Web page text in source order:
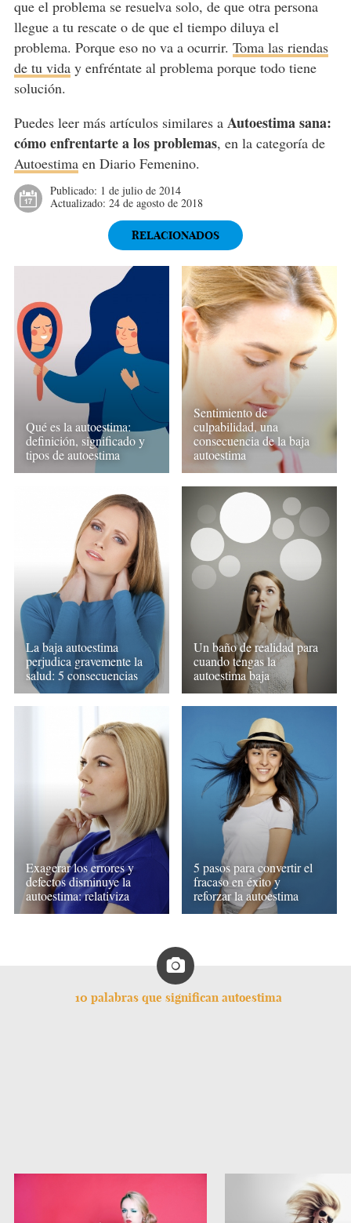
que el problema se resuelva solo, de que otra persona
llegue a tu rescate o de que el tiempo diluya el
problema. Porque eso no va a ocurrir. Toma las riendas
de tu viday enfréntate al problema porque todo tiene
solución.
Puedes leer más artículos similares a Autoestima sana:
cómo enfrentarte a los problemas, en la categoría de
Autoestimaen Diario Femenino.
Publicado: 1 de julio de 2014
Actualizado: 24 de agosto de 2018
RELACIONADOS
Qué es la autoestima:
definición, significado y
tipos de autoestima
Sentimiento de
culpabilidad, una
consecuencia de la baja
autoestima
La baja autoestima
perjudica gravemente la
salud: 5 consecuencias
Un baño de realidad para
cuando tengas la
autoestima baja
Exagerar los errores y
defectos disminuye la
autoestima: relativiza
5 pasos para convertir el
fracaso en éxito y
reforzar la autoestima
10 palabras que significan autoestima